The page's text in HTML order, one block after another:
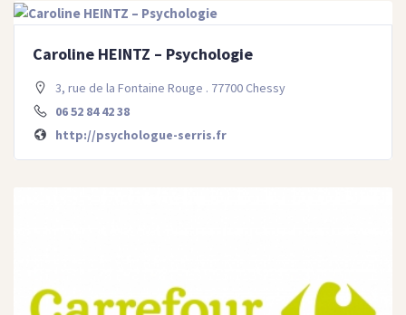
Caroline HEINTZ – Psychologie
3, rue de la Fontaine Rouge . 77700 Chessy
06 52 84 42 38
http://psychologue-serris.fr